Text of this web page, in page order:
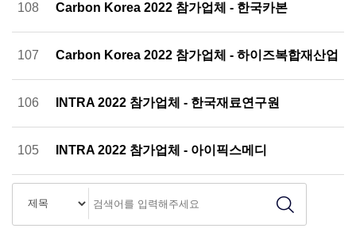
108 Carbon Korea 2022 참가업체 - 한국카본
107 Carbon Korea 2022 참가업체 - 하이즈복합재산업
106 INTRA 2022 참가업체 - 한국재료연구원
105 INTRA 2022 참가업체 - 아이픽스메디